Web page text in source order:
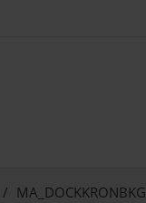
MA_DOCKKRONBKG